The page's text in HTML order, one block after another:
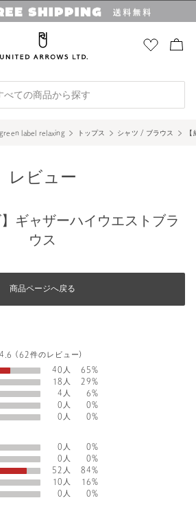
べての商品から探す
label relaxing トップス シャツ / ブラウス
レビュー
】ギャザーハイウエストブラ
ウス
商品ページへ戻る
4.6 (62件のレビュー)
40人
65%
18人
29%
4人
6%
0人
0%
0人
0%
0人
0%
0人
0%
52人
84%
10人
16%
0人 0%